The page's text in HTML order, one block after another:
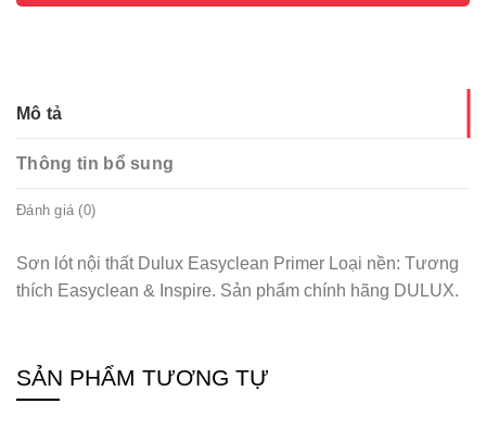
Mô tả
Thông tin bổ sung
Đánh giá (0)
Sơn lót nội thất Dulux Easyclean Primer Loại nền: Tương
thích Easyclean & Inspire. Sản phẩm chính hãng DULUX.
SẢN PHẨM TƯƠNG TỰ